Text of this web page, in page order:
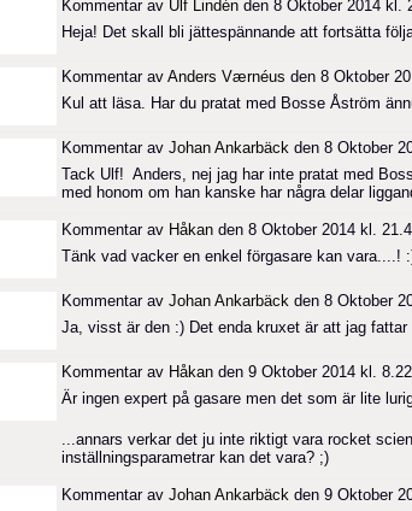
Kommentar av Ulf Lindén den 8 Oktober 2014 kl.
Heja! Det skall bli jättespännande att fortsätta
Kommentar av Anders Værnéus den 8 Oktober
Kul att läsa. Har du pratat med Bosse Åström
Kommentar av Johan Ankarbäck den 8 Oktober
Tack Ulf! Anders, nej jag har inte pratat med
med honom om han kanske har några delar
Kommentar av Håkan den 8 Oktober 2014 kl.
Tänk vad vacker en enkel förgasare kan vara....!
Kommentar av Johan Ankarbäck den 8 Oktober
Ja, visst är den :) Det enda kruxet är att jag fattar
Kommentar av Håkan den 9 Oktober 2014 kl. 8.22
Är ingen expert på gasare men det som är lite
...annars verkar det ju inte riktigt vara rocket
inställningsparametrar kan det vara? ;)
Kommentar av Johan Ankarbäck den 9 Oktober